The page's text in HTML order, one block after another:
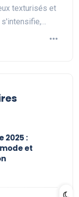
texturisés et
2025 :
et